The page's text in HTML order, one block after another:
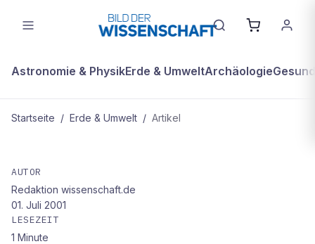
Astronomie & PhysikErde & UmweltArchäologie
Startseite / Erde & Umwelt / Artikel
Die Turbo-Bäume
AUTOR
Redaktion wissenschaft.de
01. Juli 2001
LESEZEIT
1 Minute